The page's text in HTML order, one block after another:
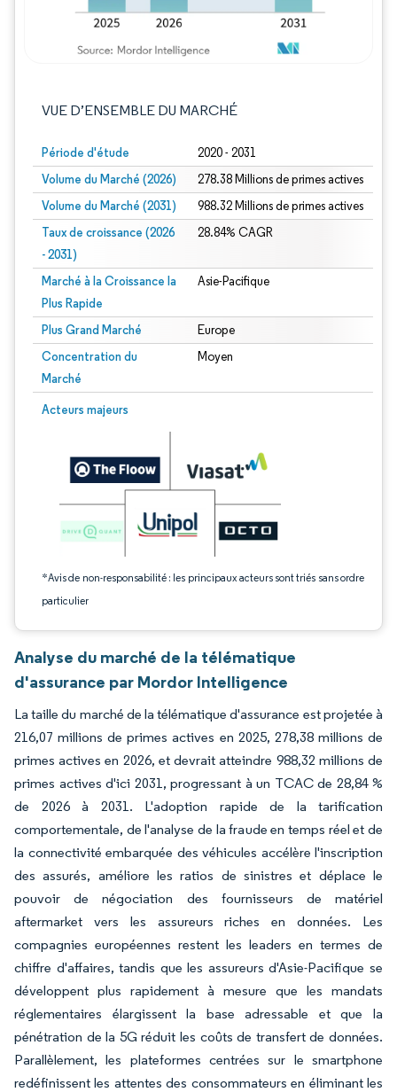
VUE D’ENSEMBLE DU MARCHÉ
Période d'étude 2020 - 2031
Volume du Marché (2026) 278.38 Millions de primes actives
Volume du Marché (2031) 988.32 Millions de primes actives
Taux de croissance (2026
- 2031)
28.84% CAGR
Marché à la Croissance la
Plus Rapide
Asie-Pacifique
Plus Grand Marché Europe
Concentration du
Marché
Moyen
Acteurs majeurs
*Avis de non-responsabilité : les principaux acteurs sont triés sans ordre
particulier
Image © Mordor Intelligence. La réutilisation nécessite une attribution sous CC
Analyse du marché de la télématique
d'assurance par Mordor Intelligence
La taille du marché de la télématique d'assurance est projetée à
216,07 millions de primes actives en 2025, 278,38 millions de
primes actives en 2026, et devrait atteindre 988,32 millions de
primes actives d'ici 2031, progressant à un TCAC de 28,84 %
de 2026 à 2031. L'adoption rapide de la tarification
comportementale, de l'analyse de la fraude en temps réel et de
la connectivité embarquée des véhicules accélère l'inscription
des assurés, améliore les ratios de sinistres et déplace le
pouvoir de négociation des fournisseurs de matériel
aftermarket vers les assureurs riches en données. Les
compagnies européennes restent les leaders en termes de
chiffre d'affaires, tandis que les assureurs d'Asie-Pacifique se
développent plus rapidement à mesure que les mandats
réglementaires élargissent la base adressable et que la
pénétration de la 5G réduit les coûts de transfert de données.
Parallèlement, les plateformes centrées sur le smartphone
redéfinissent les attentes des consommateurs en éliminant les